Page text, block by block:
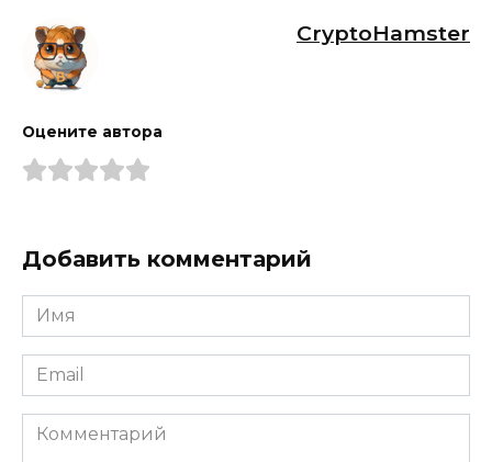
CryptoHamster
Оцените автора
Добавить комментарий
Имя
*
Email
*
Комментарий